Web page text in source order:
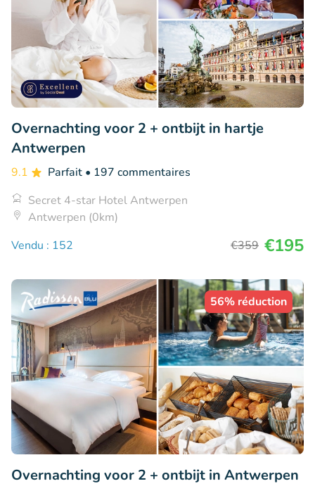
Overnachting voor 2 + ontbijt in hartje
Antwerpen
9.1 Parfait • 197 commentaires
Secret 4-star Hotel Antwerpen
Antwerpen (0km)
Vendu : 152
€359 €195
56% réduction
Overnachting voor 2 + ontbijt in Antwerpen